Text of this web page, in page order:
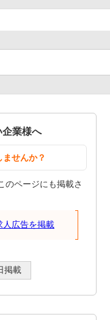
企業様へ
せんか？
のページにも掲載さ
人広告を掲載
掲載